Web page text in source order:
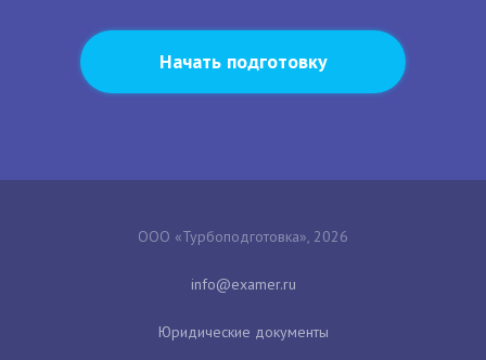
Начать подготовку
ООО «Турбоподготовка», 2026
Юридические документы